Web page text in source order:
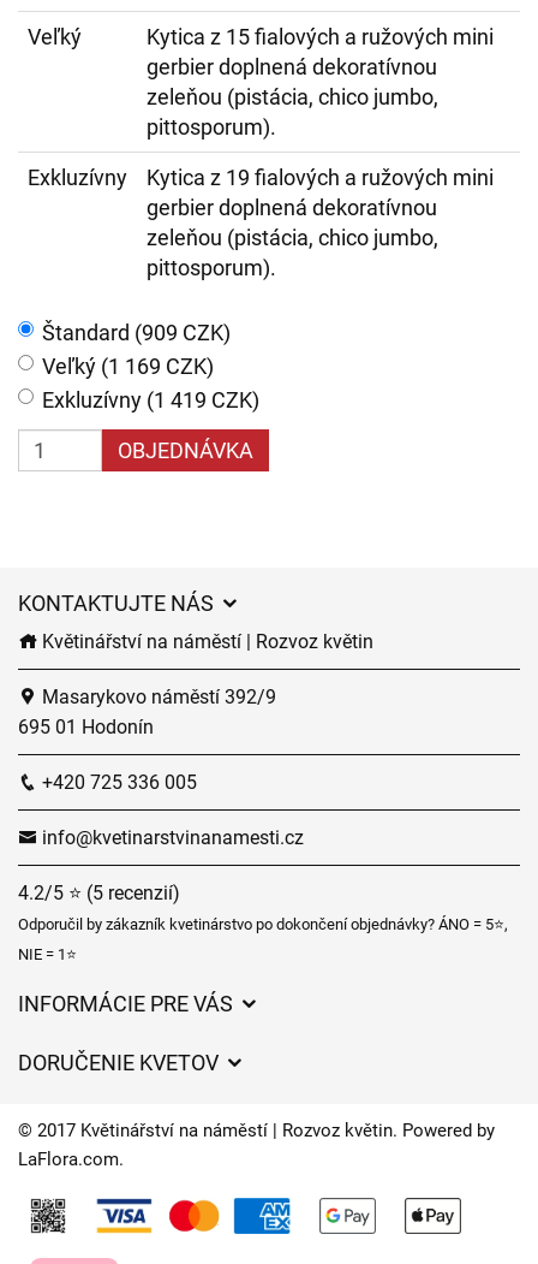
Veľký
Kytica z 15 fialových a ružových mini
gerbier doplnená dekoratívnou
zeleňou (pistácia, chico jumbo,
pittosporum).
Exkluzívny
Kytica z 19 fialových a ružových mini
gerbier doplnená dekoratívnou
zeleňou (pistácia, chico jumbo,
pittosporum).
Štandard (909 CZK)
Veľký (1 169 CZK)
Exkluzívny (1 419 CZK)
OBJEDNÁVKA
KONTAKTUJTE NÁS
Květinářství na náměstí | Rozvoz květin
Masarykovo náměstí 392/9
695 01 Hodonín
+420 725 336 005
info@kvetinarstvinanamesti.cz
4.2/5 ⭐ (5 recenzií)
Odporučil by zákazník kvetinárstvo po dokončení objednávky? ÁNO = 5⭐,
NIE = 1⭐
INFORMÁCIE PRE VÁS
Časy doručenia kvetov – prehľad možností
DORUČENIE KVETOV
Kam doručujeme kvety
Kontaktujte nás
© 2017 Květinářství na náměstí | Rozvoz květin. Powered by
LaFlora.com.